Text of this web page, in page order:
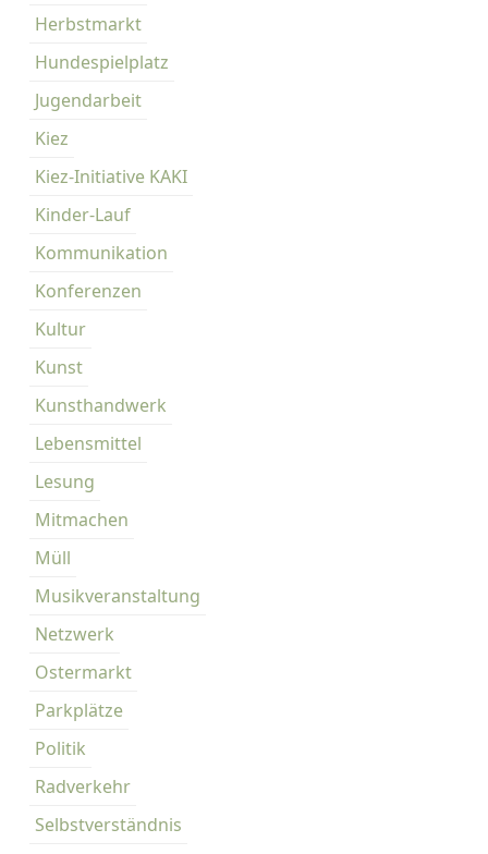
Herbstmarkt
Hundespielplatz
Jugendarbeit
Kiez
Kiez-Initiative KAKI
Kinder-Lauf
Kommunikation
Konferenzen
Kultur
Kunst
Kunsthandwerk
Lebensmittel
Lesung
Mitmachen
Müll
Musikveranstaltung
Netzwerk
Ostermarkt
Parkplätze
Politik
Radverkehr
Selbstverständnis